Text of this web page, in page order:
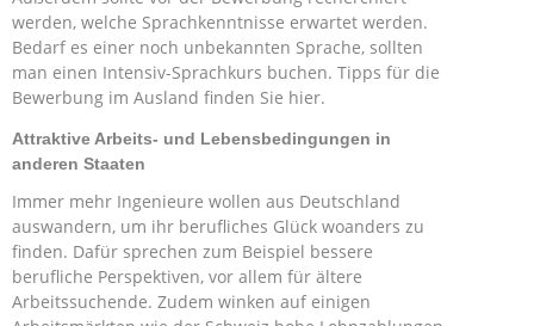
werden, welche Sprachkenntnisse erwartet werden.
Bedarf es einer noch unbekannten Sprache, sollten
man einen Intensiv-Sprachkurs buchen. Tipps für die
Bewerbung im Ausland finden Sie hier.
Attraktive Arbeits- und Lebensbedingungen in
anderen Staaten
Immer mehr Ingenieure wollen aus Deutschland
auswandern, um ihr berufliches Glück woanders zu
finden. Dafür sprechen zum Beispiel bessere
berufliche Perspektiven, vor allem für ältere
Arbeitssuchende. Zudem winken auf einigen